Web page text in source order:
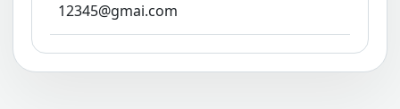
12345@gmai.com